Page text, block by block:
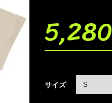
5,280
サイズ